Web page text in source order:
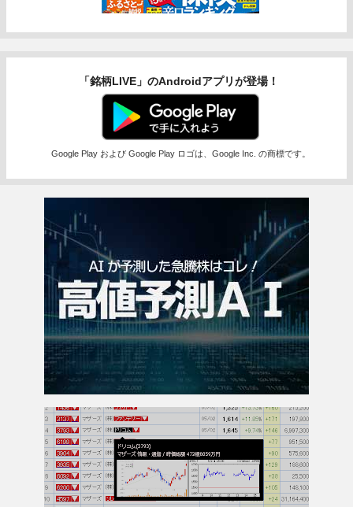
「銘柄LIVE」のAndroidアプリが登場！
Google Play および Google Play ロゴは、Google Inc. の商標です。